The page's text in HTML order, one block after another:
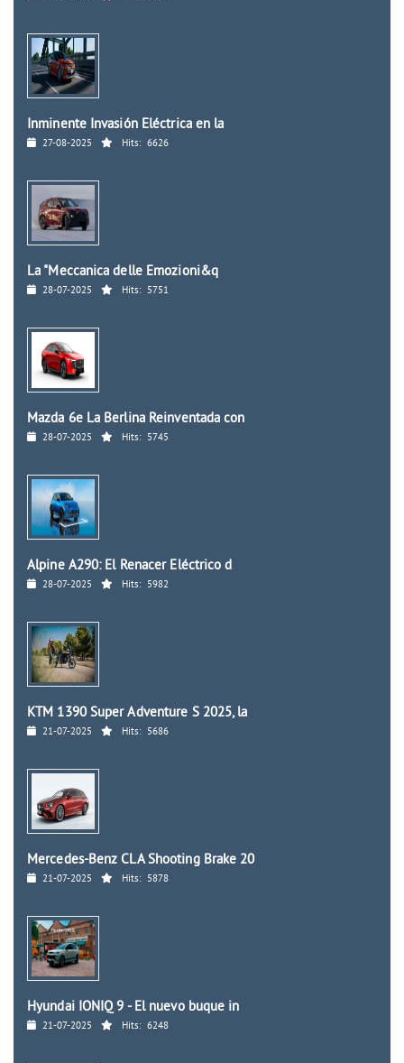
Inminente Invasión Eléctrica en la
27-08-2025 Hits: 6626
La "Meccanica delle Emozioni&q
28-07-2025 Hits: 5751
Mazda 6e La Berlina Reinventada con
28-07-2025 Hits: 5745
Alpine A290: El Renacer Eléctrico d
28-07-2025 Hits: 5982
KTM 1390 Super Adventure S 2025, la
21-07-2025 Hits: 5686
Mercedes-Benz CLA Shooting Brake 20
21-07-2025 Hits: 5878
Hyundai IONIQ 9 - El nuevo buque in
21-07-2025 Hits: 6248